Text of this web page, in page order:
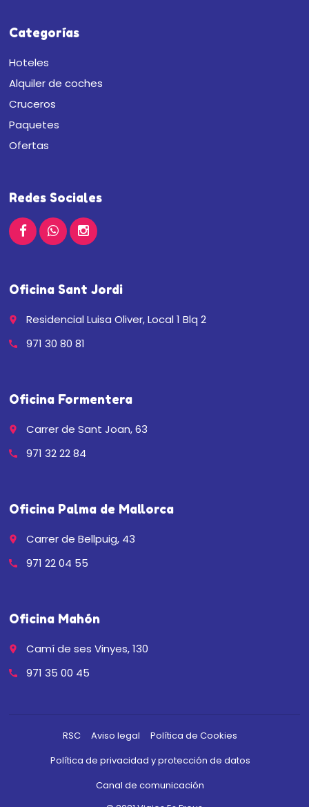
Categorías
Hoteles
Alquiler de coches
Cruceros
Paquetes
Ofertas
Redes Sociales
Oficina Sant Jordi
place Residencial Luisa Oliver, Local 1 Blq 2
call 971 30 80 81
Oficina Formentera
place Carrer de Sant Joan, 63
call 971 32 22 84
Oficina Palma de Mallorca
place Carrer de Bellpuig, 43
call 971 22 04 55
Oficina Mahón
place Camí de ses Vinyes, 130
call 971 35 00 45
RSC Aviso legal
Política de Cookies
Política de privacidad y protección de datos
Canal de comunicación